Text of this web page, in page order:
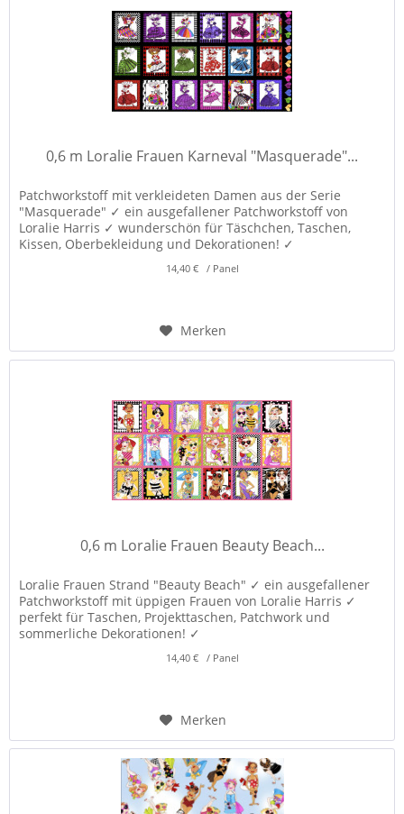
0,6 m Loralie Frauen Karneval "Masquerade"...
Patchworkstoff mit verkleideten Damen aus der Serie
"Masquerade" ✓ ein ausgefallener Patchworkstoff von
Loralie Harris ✓ wunderschön für Täschchen, Taschen,
Kissen, Oberbekleidung und Dekorationen! ✓
14,40 € / Panel
Merken
0,6 m Loralie Frauen Beauty Beach...
Loralie Frauen Strand "Beauty Beach" ✓ ein ausgefallener
Patchworkstoff mit üppigen Frauen von Loralie Harris ✓
perfekt für Taschen, Projekttaschen, Patchwork und
sommerliche Dekorationen! ✓
14,40 € / Panel
Merken